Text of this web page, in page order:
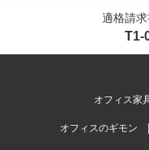
適格請
T1-
オフィス家
オフィスのギモン